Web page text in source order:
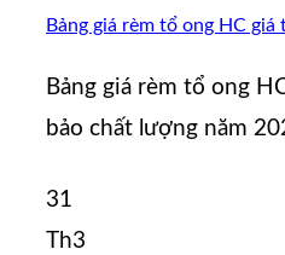
Bảng giá rèm tổ ong HC
Bảng giá rèm tổ ong
bảo chất lượng năm
31
Th3